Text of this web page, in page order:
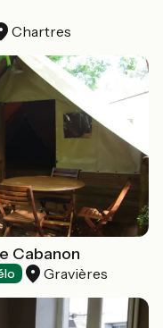
Chartres
Cabanon
Gravières